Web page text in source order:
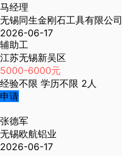
马经理
无锡同生金刚石工具有限公司
2026-06-17
辅助工
江苏无锡新吴区
5000-6000元
经验不限 学历不限 2人
申请
张德军
无锡欧航铝业
2026-06-17